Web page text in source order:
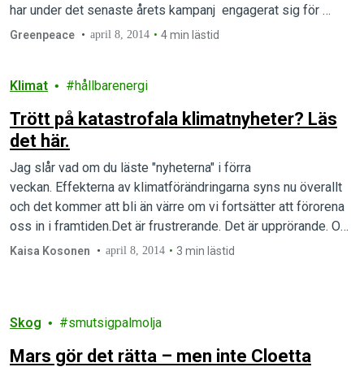
har under det senaste årets kampanj engagerat sig för
Indonesiens sista regnskogar.
Greenpeace april 8, 2014 4 min lästid
Klimat hållbarenergi
Trött på katastrofala klimatnyheter? Läs
det här.
Jag slår vad om du läste "nyheterna" i förra
veckan. Effekterna av klimatförändringarna syns nu överallt
och det kommer att bli än värre om vi fortsätter att förorena
oss in i framtiden.Det är frustrerande. Det är upprörande. Och
det får dig att bara vilja stänga av.Men vänta. Forskarna är
Kaisa Kosonen april 8, 2014 3 min lästid
Skog smutsigpalmolja
Mars gör det rätta – men inte Cloetta